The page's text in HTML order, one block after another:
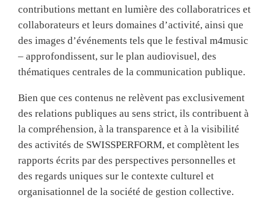
contributions mettant en lumière des collaboratrices et
collaborateurs et leurs domaines d’activité, ainsi que
des images d’événements tels que le festival m4music
– approfondissent, sur le plan audiovisuel, des
thématiques centrales de la communication publique.
Bien que ces contenus ne relèvent pas exclusivement
des relations publiques au sens strict, ils contribuent à
la compréhension, à la transparence et à la visibilité
des activités de SWISSPERFORM, et complètent les
rapports écrits par des perspectives personnelles et
des regards uniques sur le contexte culturel et
organisationnel de la société de gestion collective.